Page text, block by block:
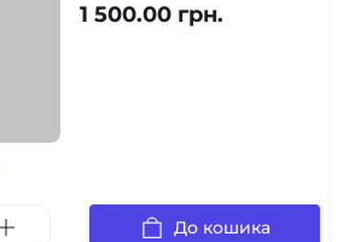
1 500.00 грн.
До кошика